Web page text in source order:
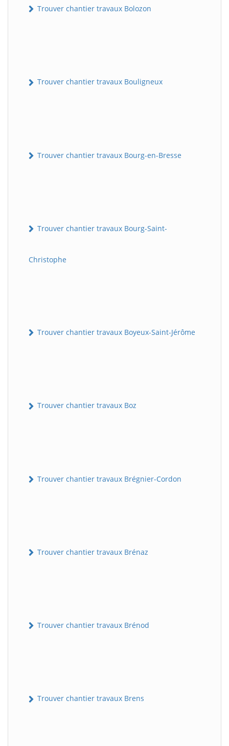
Trouver chantier travaux Bolozon
Trouver chantier travaux Bouligneux
Trouver chantier travaux Bourg-en-Bresse
Trouver chantier travaux Bourg-Saint-
Christophe
Trouver chantier travaux Boyeux-Saint-Jérôme
Trouver chantier travaux Boz
Trouver chantier travaux Brégnier-Cordon
Trouver chantier travaux Brénaz
Trouver chantier travaux Brénod
Trouver chantier travaux Brens